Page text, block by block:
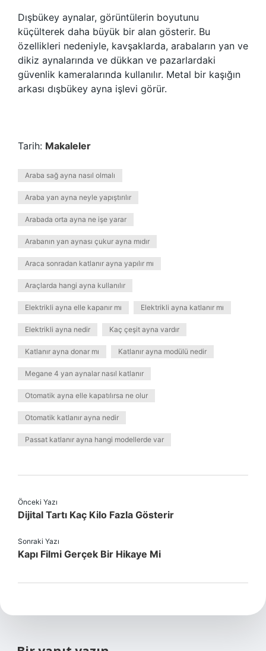
Dışbükey aynalar, görüntülerin boyutunu
küçülterek daha büyük bir alan gösterir. Bu
özellikleri nedeniyle, kavşaklarda, arabaların yan ve
dikiz aynalarında ve dükkan ve pazarlardaki
güvenlik kameralarında kullanılır. Metal bir kaşığın
arkası dışbükey ayna işlevi görür.
Tarih: Makaleler
Araba sağ ayna nasıl olmalı
Araba yan ayna neyle yapıştırılır
Arabada orta ayna ne işe yarar
Arabanın yan aynası çukur ayna mıdır
Araca sonradan katlanır ayna yapılır mı
Araçlarda hangi ayna kullanılır
Elektrikli ayna elle kapanır mı Elektrikli ayna katlanır mı
Elektrikli ayna nedir Kaç çeşit ayna vardır
Katlanır ayna donar mı Katlanır ayna modülü nedir
Megane 4 yan aynalar nasıl katlanır
Otomatik ayna elle kapatılırsa ne olur
Otomatik katlanır ayna nedir
Passat katlanır ayna hangi modellerde var
Önceki Yazı
Dijital Tartı Kaç Kilo Fazla Gösterir
Sonraki Yazı
Kapı Filmi Gerçek Bir Hikaye Mi